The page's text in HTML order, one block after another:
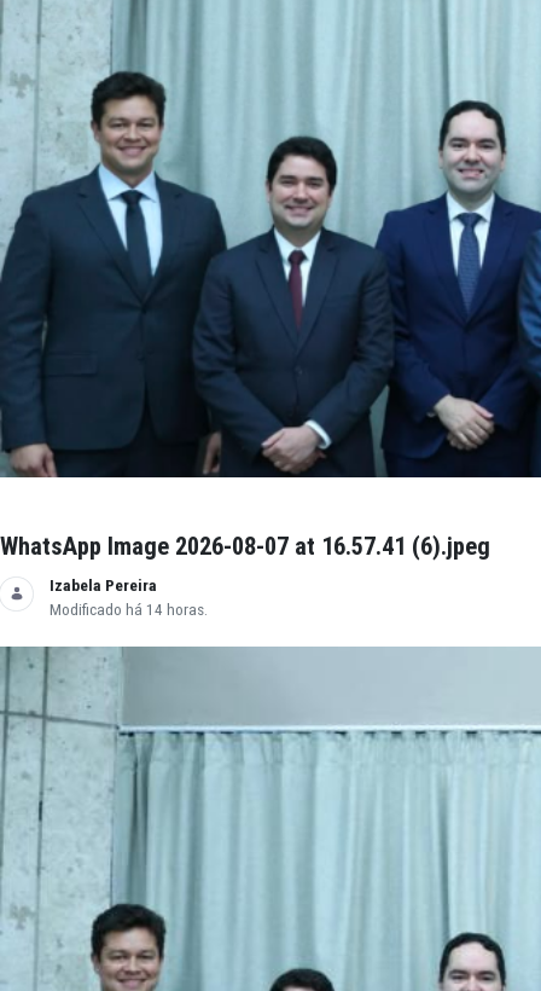
WhatsApp Image 2026-08-07 at 16.57.41
Izabela Pereira
Modificado há 14 horas.
WhatsApp Image 2026-08-07 at 16.57.41
Izabela Pereira